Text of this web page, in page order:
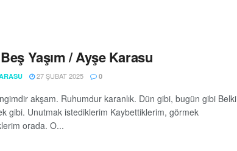
Yaşım / Ayşe Karasu
27 ŞUBAT 2025 0
akşam. Ruhumdur karanlık. Dün gibi, bugün gibi Belki
gibi. Unutmak istediklerim Kaybettiklerim, görmek
orada. O...